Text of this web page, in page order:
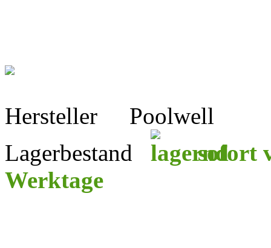
Hersteller
Poolwell
Lagerbestand
sofort
Werktage